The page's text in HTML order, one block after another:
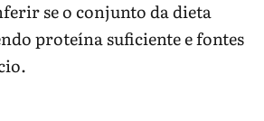
se o conjunto da dieta
proteína suficiente e fontes